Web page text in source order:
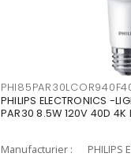
PHILIPS ELECTRONICS -
PAR30 8.5W 120V 40D 4K
Manufacturier :
PHILIPS